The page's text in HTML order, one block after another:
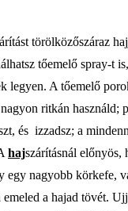
törölközőszáraz
tőemelő spray-t
legyen. A tőemelő
ritkán használd;
és izzadsz; a
hajszárításnál előnyös,
egy nagyobb körkefe,
emeled a hajad tövét.